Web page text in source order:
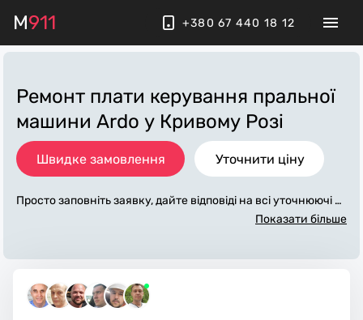
M911 +380 67 440 18 12
Ремонт плати керування пральної
машини Ardo у Кривому Розі
Швидке замовлення Уточнити ціну
Просто заповніть заявку, дайте відповіді на всі уточнюючі за
питання по «ремонт плати керування пральної машини ard
придбати потрібні матеріали. Виконавці стежать за чистото
ю та прибирають робоче місце.
Показати більше